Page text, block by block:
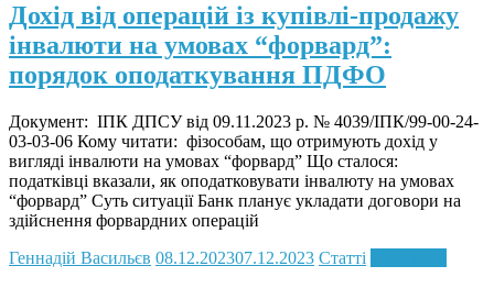
Дохід від операцій із купівлі-продажу
інвалюти на умовах “форвард”:
порядок оподаткування ПДФО
Документ: ІПК ДПСУ від 09.11.2023 р. № 4039/ІПК/99-00-24-
03-03-06 Кому читати: фізособам, що отримують дохід у
вигляді інвалюти на умовах “форвард” Що сталося:
податківці вказали, як оподатковувати інвалюту на умовах
“форвард” Суть ситуації Банк планує укладати договори на
здійснення форвардних операцій
Геннадій Васильєв 08.12.202307.12.2023 Статті